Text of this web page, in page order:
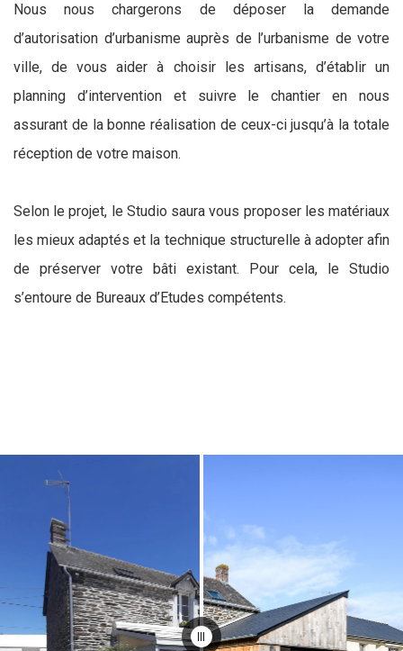
Nous nous chargerons de déposer la demande
d’autorisation d’urbanisme auprès de l’urbanisme de votre
ville, de vous aider à choisir les artisans, d’établir un
planning d’intervention et suivre le chantier en nous
assurant de la bonne réalisation de ceux-ci jusqu’à la totale
réception de votre maison.
Selon le projet, le Studio saura vous proposer les matériaux
les mieux adaptés et la technique structurelle à adopter afin
de préserver votre bâti existant. Pour cela, le Studio
s’entoure de Bureaux d’Etudes compétents.